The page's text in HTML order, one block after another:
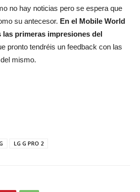
no hay noticias pero se espera que
su antecesor. En el Mobile World
primeras impresiones del
pronto tendréis un feedback con las
mismo.
LG G PRO 2